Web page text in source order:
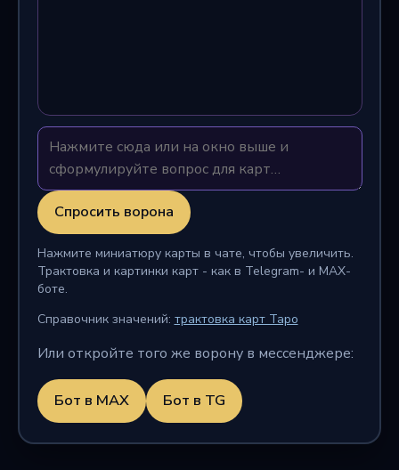
Спросить ворона
Нажмите миниатюру карты в чате, чтобы увеличить.
Трактовка и картинки карт - как в Telegram- и MAX-
боте.
Справочник значений: трактовка карт Таро
Или откройте того же ворону в мессенджере:
Бот в MAX Бот в TG